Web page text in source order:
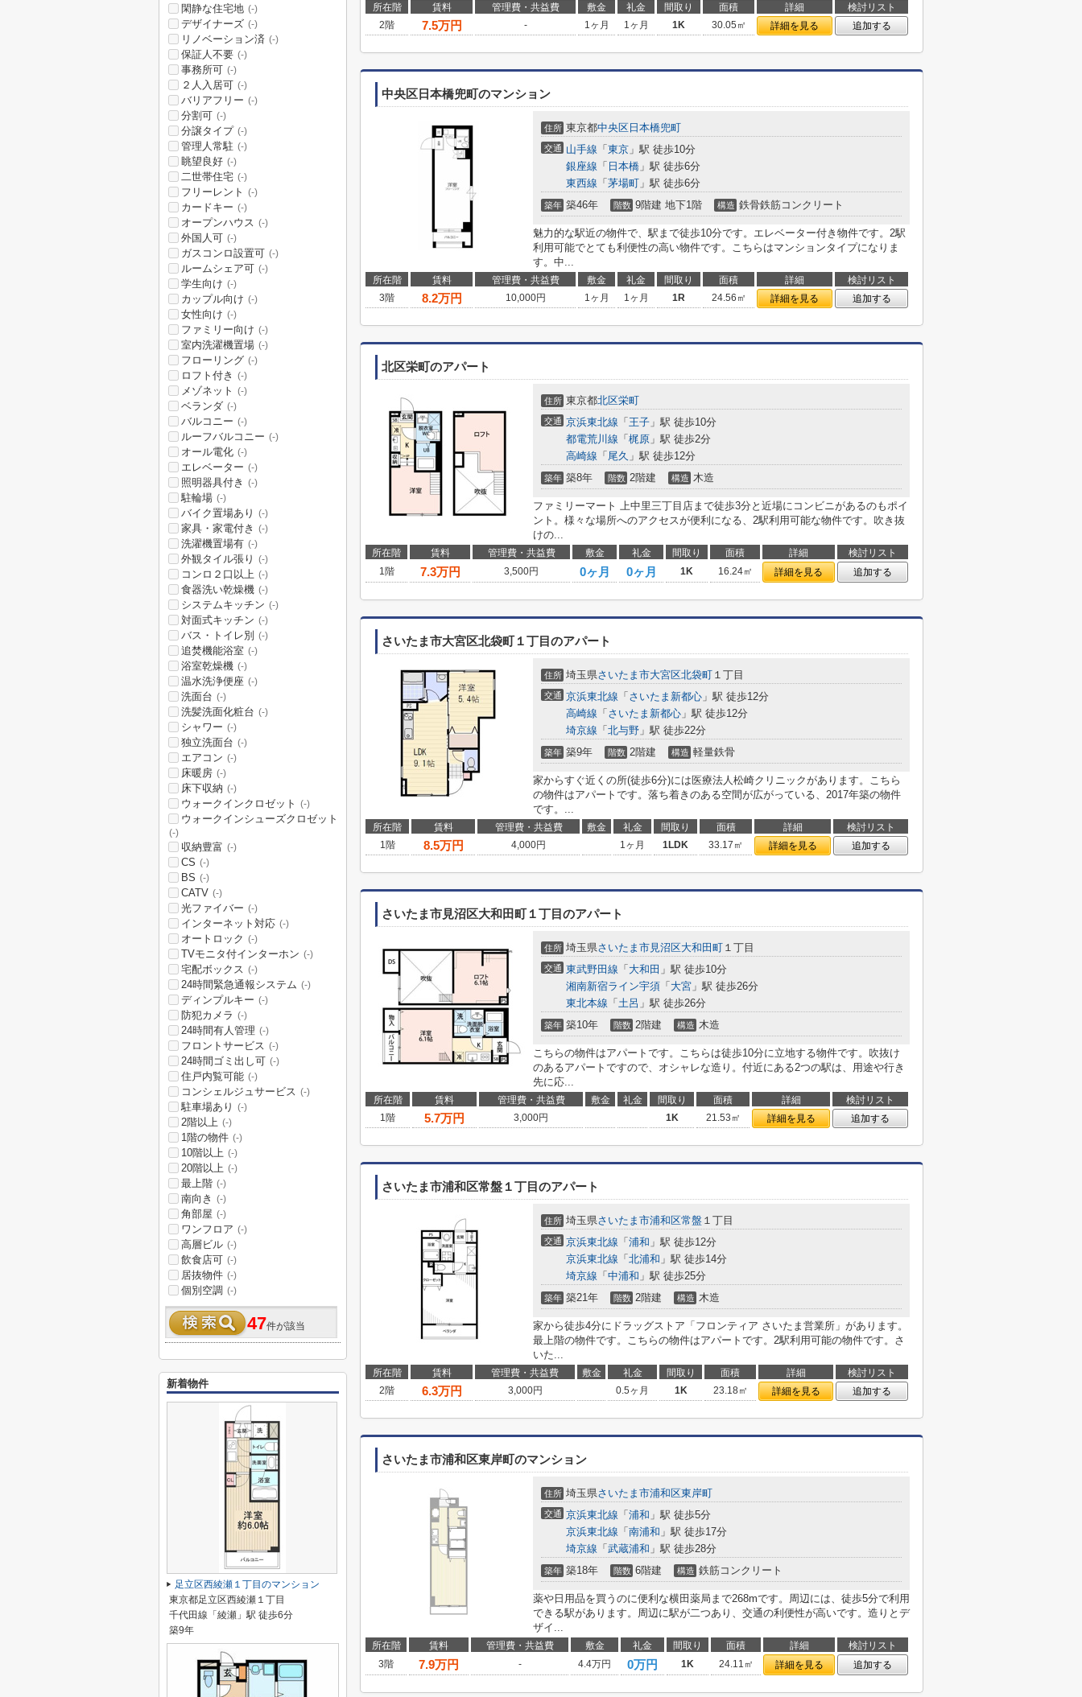
所在階 賃料 管理費・共益費 敷金 礼金 間取り 面積 詳細
検討リスト
2階
7.5万円 - 1ヶ月 1ヶ月 1K 30.05㎡ 詳細を見る 追加する
中央区日本橋兜町のマンション
住所 東京都中央区 日本橋兜町
交通 山手線 「 東京 」駅 徒歩10分
銀座線 「 日本橋 」駅 徒歩6分
東西線 「 茅場町 」駅 徒歩6分
築年 築46年 階数 9階建 地下1階 構造 鉄骨鉄筋コンクリート
魅力的な駅近の物件で、駅まで徒歩10分です。エレベーター付き物件です。2駅
利用可能でとても利便性の高い物件です。こちらはマンションタイプになりま
す。中...
所在階 賃料 管理費・共益費 敷金 礼金 間取り 面積 詳細
検討リスト
3階
8.2万円 10,000円 1ヶ月 1ヶ月 1R 24.56㎡ 詳細を見る 追加する
北区栄町のアパート
住所 東京都北区栄町
交通 京浜東北線 「 王子 」駅 徒歩10分
都電荒川線 「 梶原 」駅 徒歩2分
高崎線 「 尾久 」駅 徒歩12分
築年 築8年 階数 2階建 構造 木造
ファミリーマート 上中里三丁目店まで徒歩3分と近場にコンビニがあるのもポイ
ント。様々な場所へのアクセスが便利になる、2駅利用可能な物件です。吹き抜
けの...
所在階 賃料 管理費・共益費 敷金 礼金 間取り 面積 詳細
検討リスト
1階
7.3万円 3,500円 0ヶ月 0ヶ月 1K 16.24㎡ 詳細を見る 追加する
さいたま市大宮区北袋町１丁目のアパート
住所 埼玉県さいたま市大宮区北袋町 １丁目
交通 京浜東北線 「 さいたま新都心 」駅 徒歩12分
高崎線 「 さいたま新都心 」駅 徒歩12分
埼京線 「 北与野 」駅 徒歩22分
築年 築9年 階数 2階建 構造 軽量鉄骨
家からすぐ近くの所(徒歩6分)には医療法人松崎クリニックがあります。こちら
の物件はアパートです。落ち着きのある空間が広がっている、2017年築の物件
です。...
所在階 賃料 管理費・共益費 敷金 礼金 間取り 面積 詳細
検討リスト
1階
8.5万円 4,000円 1ヶ月 1LDK 33.17㎡ 詳細を見る 追加する
さいたま市見沼区大和田町１丁目のアパート
住所 埼玉県さいたま市見沼区大和田町 １丁目
交通 東武野田線 「 大和田 」駅 徒歩10分
湘南新宿ライン宇須 「 大宮 」駅 徒歩26分
東北本線 「 土呂 」駅 徒歩26分
築年 築10年 階数 2階建 構造 木造
こちらの物件はアパートです。こちらは徒歩10分に立地する物件です。吹抜け
のあるアパートですので、オシャレな造り。付近にある2つの駅は、用途や行き
先に応...
所在階 賃料 管理費・共益費 敷金 礼金 間取り 面積 詳細
検討リスト
1階
5.7万円 3,000円 1K 21.53㎡ 詳細を見る 追加する
さいたま市浦和区常盤１丁目のアパート
住所 埼玉県さいたま市浦和区常盤 １丁目
交通 京浜東北線 「 浦和 」駅 徒歩12分
京浜東北線 「 北浦和 」駅 徒歩14分
埼京線 「 中浦和 」駅 徒歩25分
築年 築21年 階数 2階建 構造 木造
家から徒歩4分にドラッグストア「フロンティア さいたま営業所」があります。
最上階の物件です。こちらの物件はアパートです。2駅利用可能の物件です。さ
いた...
所在階 賃料 管理費・共益費 敷金 礼金 間取り 面積 詳細
検討リスト
2階
6.3万円 3,000円 0.5ヶ月 1K 23.18㎡ 詳細を見る 追加する
さいたま市浦和区東岸町のマンション
住所 埼玉県さいたま市浦和区東岸町
交通 京浜東北線 「 浦和 」駅 徒歩5分
京浜東北線 「 南浦和 」駅 徒歩17分
埼京線 「 武蔵浦和 」駅 徒歩28分
築年 築18年 階数 6階建 構造 鉄筋コンクリート
薬や日用品を買うのに便利な横田薬局まで268mです。周辺には、徒歩5分で利用
できる駅があります。周辺に駅が二つあり、交通の利便性が高いです。造りとデ
ザイ...
所在階 賃料 管理費・共益費 敷金 礼金 間取り 面積 詳細
検討リスト
3階
7.9万円 - 4.4万円 0万円 1K 24.11㎡ 詳細を見る 追加する
閑静な住宅地 (-)
デザイナーズ (-)
リノベーション済 (-)
保証人不要 (-)
事務所可 (-)
２人入居可 (-)
バリアフリー (-)
分割可 (-)
分譲タイプ (-)
管理人常駐 (-)
眺望良好 (-)
二世帯住宅 (-)
フリーレント (-)
カードキー (-)
オープンハウス (-)
外国人可 (-)
ガスコンロ設置可 (-)
ルームシェア可 (-)
学生向け (-)
カップル向け (-)
女性向け (-)
ファミリー向け (-)
室内洗濯機置場 (-)
フローリング (-)
ロフト付き (-)
メゾネット (-)
ベランダ (-)
バルコニー (-)
ルーフバルコニー (-)
オール電化 (-)
エレベーター (-)
照明器具付き (-)
駐輪場 (-)
バイク置場あり (-)
家具・家電付き (-)
洗濯機置場有 (-)
外観タイル張り (-)
コンロ２口以上 (-)
食器洗い乾燥機 (-)
システムキッチン (-)
対面式キッチン (-)
バス・トイレ別 (-)
追焚機能浴室 (-)
浴室乾燥機 (-)
温水洗浄便座 (-)
洗面台 (-)
洗髪洗面化粧台 (-)
シャワー (-)
独立洗面台 (-)
エアコン (-)
床暖房 (-)
床下収納 (-)
ウォークインクロゼット (-)
ウォークインシューズクロゼット
(-)
収納豊富 (-)
CS (-)
BS (-)
CATV (-)
光ファイバー (-)
インターネット対応 (-)
オートロック (-)
TVモニタ付インターホン (-)
宅配ボックス (-)
24時間緊急通報システム (-)
ディンプルキー (-)
防犯カメラ (-)
24時間有人管理 (-)
フロントサービス (-)
24時間ゴミ出し可 (-)
住戸内覧可能 (-)
コンシェルジュサービス (-)
駐車場あり (-)
2階以上 (-)
1階の物件 (-)
10階以上 (-)
20階以上 (-)
最上階 (-)
南向き (-)
角部屋 (-)
ワンフロア (-)
高層ビル (-)
飲食店可 (-)
居抜物件 (-)
個別空調 (-)
47件が該当
新着物件
足立区西綾瀬１丁目のマンション
東京都足立区西綾瀬１丁目
千代田線「綾瀬」駅 徒歩6分
築9年